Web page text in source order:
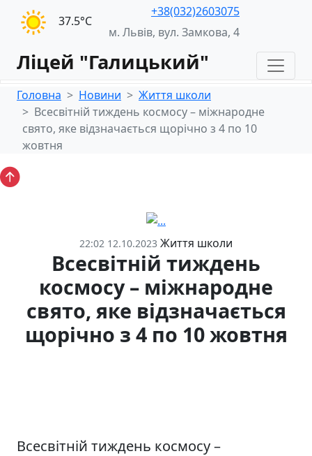
37.5°С
+38(032)2603075
м. Львів, вул. Замкова, 4
Ліцей "Галицький"
Головна Новини
Життя школи
Всесвітній тиждень космосу – міжнародне
свято, яке відзначається щорічно з 4 по 10
жовтня
22:02 12.10.2023 Життя школи
Всесвітній тиждень
космосу – міжнародне
свято, яке відзначається
щорічно з 4 по 10 жовтня
Всесвітній тиждень космосу –